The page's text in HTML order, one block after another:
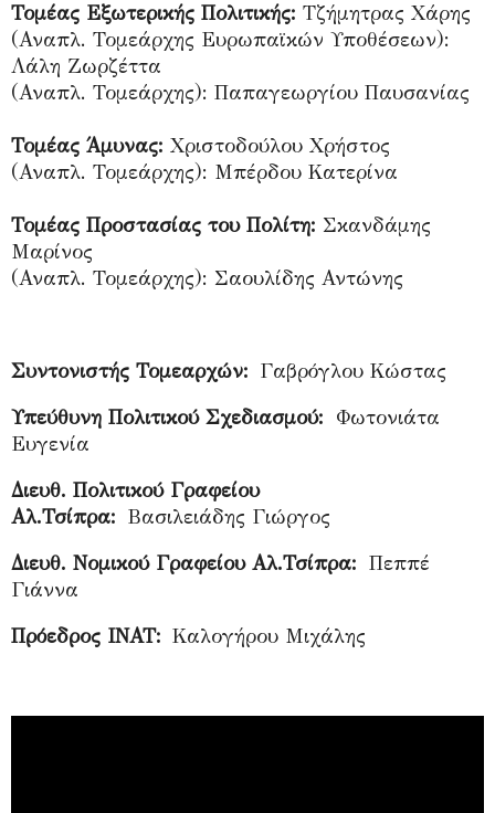
Τομέας Εξωτερικής Πολιτικής: Τζήμητρας Χάρης
(Αναπλ. Τομεάρχης Ευρωπαϊκών Υποθέσεων):
Λάλη Ζωρζέττα
(Αναπλ. Τομεάρχης): Παπαγεωργίου Παυσανίας
Τομέας Άμυνας: Χριστοδούλου Χρήστος
(Αναπλ. Τομεάρχης): Μπέρδου Κατερίνα
Τομέας Προστασίας του Πολίτη: Σκανδάμης
Μαρίνος
(Αναπλ. Τομεάρχης): Σαουλίδης Αντώνης
Συντονιστής Τομεαρχών: Γαβρόγλου Κώστας
Υπεύθυνη Πολιτικού Σχεδιασμού: Φωτονιάτα
Ευγενία
Διευθ. Πολιτικού Γραφείου
Αλ.Τσίπρα: Βασιλειάδης Γιώργος
Διευθ. Νομικού Γραφείου Αλ.Τσίπρα: Πεππέ
Γιάννα
Πρόεδρος ΙΝΑΤ: Καλογήρου Μιχάλης